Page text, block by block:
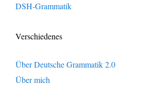
DSH-Grammatik
Verschiedenes
Über Deutsche Grammatik 2.0
Über mich